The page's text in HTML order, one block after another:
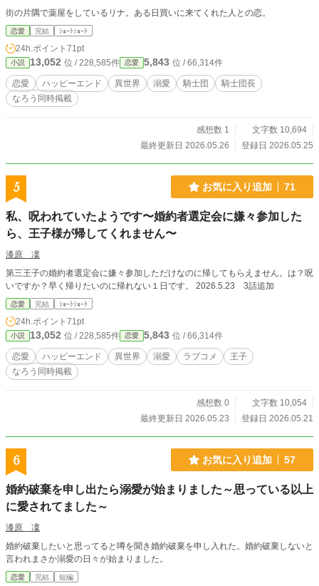
街の片隅で薬屋をしているリナ。ある日買いに来てくれた人との恋。
恋愛 完結 ｼｮｰﾄｼｮｰﾄ
24h.ポイント 71pt
小説 13,052 位 / 228,585件 恋愛 5,843 位 / 66,314件
恋愛 ハッピーエンド 異世界 溺愛 騎士団
騎士団長
なろう同時掲載
感想数 1
文字数 10,694
最終更新日 2026.05.26
登録日 2026.05.25
5 お気に入り追加 71
私、呪われていたようです〜婚約者選定会に嫌々参加した
ら、王子様が帰してくれません〜
漆原 凜
第三王子の婚約者選定会に嫌々参加しただけなのに帰してもらえません。は？呪
いですか？早く帰りたいのに帰れない１日です。 2026.5.23 3話追加
恋愛 完結 ｼｮｰﾄｼｮｰﾄ
24h.ポイント 71pt
小説 13,052 位 / 228,585件 恋愛 5,843 位 / 66,314件
恋愛 ハッピーエンド 異世界 溺愛 ラブコメ
王子
なろう同時掲載
感想数 0
文字数 10,054
最終更新日 2026.05.23
登録日 2026.05.21
6 お気に入り追加 57
婚約破棄を申し出たら溺愛が始まりました～思っている以上
に愛されてました～
漆原 凜
婚約破棄したいと思ってると噂を聞き婚約破棄を申し入れた。婚約破棄しないと
言われまさか溺愛の日々が始まりました。
恋愛 完結 短編